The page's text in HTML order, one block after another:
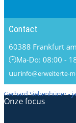
Contact
60388 Frankfurt
Ma-Do: 08:00 -
uurinfo@erweiterte-
Gerhard Siebenhüner -
Onze focus